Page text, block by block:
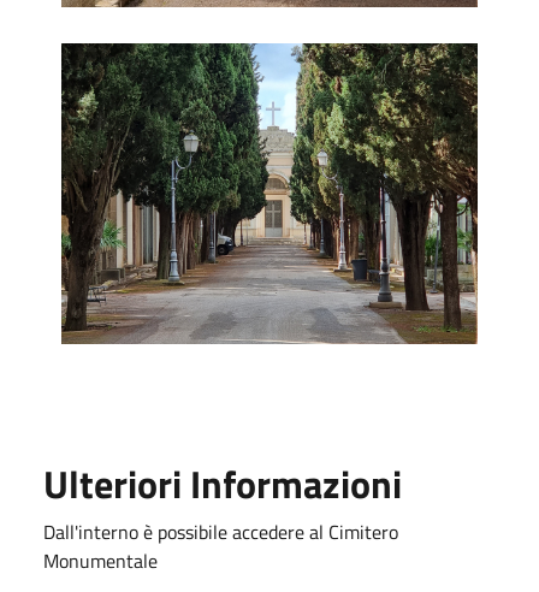
Immagine 3 Cimitero Vecchio
Ulteriori Informazioni
Dall'interno è possibile accedere al Cimitero
Monumentale